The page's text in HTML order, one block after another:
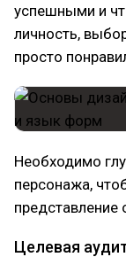
успешными и
личность,
просто
Необходимо
персонажа,
представление
Целевая